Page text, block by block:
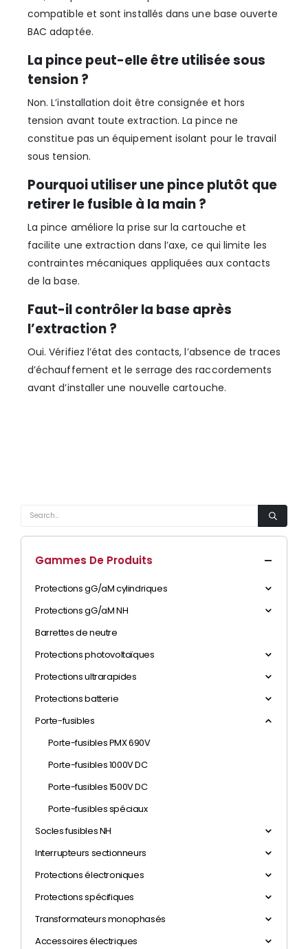
compatible et sont installés dans une base ouverte
BAC adaptée.
La pince peut-elle être utilisée sous
tension ?
Non. L’installation doit être consignée et hors
tension avant toute extraction. La pince ne
constitue pas un équipement isolant pour le travail
sous tension.
Pourquoi utiliser une pince plutôt que
retirer le fusible à la main ?
La pince améliore la prise sur la cartouche et
facilite une extraction dans l’axe, ce qui limite les
contraintes mécaniques appliquées aux contacts
de la base.
Faut-il contrôler la base après
l’extraction ?
Oui. Vérifiez l’état des contacts, l’absence de traces
d’échauffement et le serrage des raccordements
avant d’installer une nouvelle cartouche.
Gammes De Produits
Protections gG/aM cylindriques
Protections gG/aM NH
Barrettes de neutre
Protections photovoltaïques
Protections ultrarapides
Protections batterie
Porte-fusibles
Porte-fusibles PMX 690V
Porte-fusibles 1000V DC
Porte-fusibles 1500V DC
Porte-fusibles spéciaux
Socles fusibles NH
Interrupteurs sectionneurs
Protections électroniques
Protections spécifiques
Transformateurs monophasés
Accessoires électriques